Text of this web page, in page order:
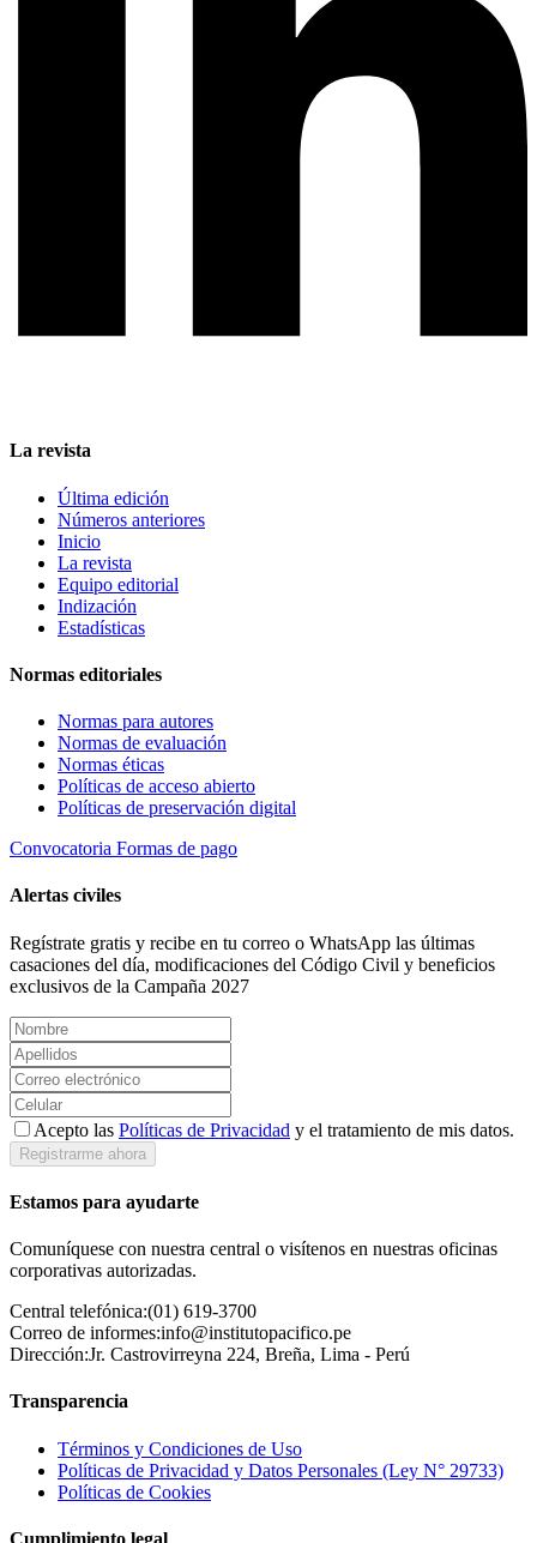
La revista
Última edición
Números anteriores
Inicio
La revista
Equipo editorial
Indización
Estadísticas
Normas editoriales
Normas para autores
Normas de evaluación
Normas éticas
Políticas de acceso abierto
Políticas de preservación digital
Convocatoria Formas de pago
Alertas civiles
Regístrate gratis y recibe en tu correo o WhatsApp las últimas
casaciones del día, modificaciones del Código Civil y beneficios
exclusivos de la Campaña 2027
Acepto las Políticas de Privacidad y el tratamiento de mis datos.
Registrarme ahora
Estamos para ayudarte
Comuníquese con nuestra central o visítenos en nuestras oficinas
corporativas autorizadas.
Central telefónica:(01) 619-3700
Correo de informes:info@institutopacifico.pe
Dirección:Jr. Castrovirreyna 224, Breña, Lima - Perú
Transparencia
Términos y Condiciones de Uso
Políticas de Privacidad y Datos Personales (Ley N° 29733)
Políticas de Cookies
Cumplimiento legal